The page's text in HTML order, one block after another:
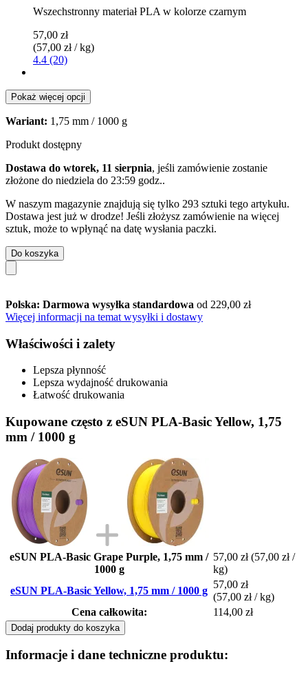
Wszechstronny materiał PLA w kolorze czarnym
57,00 zł
(57,00 zł / kg)
4.4 (20)
Pokaż więcej opcji
Wariant: 1,75 mm / 1000 g
Produkt dostępny
Dostawa do wtorek, 11 sierpnia, jeśli zamówienie zostanie
złożone do niedziela do 23:59 godz..
W naszym magazynie znajdują się tylko 293 sztuki tego artykułu.
Dostawa jest już w drodze! Jeśli złożysz zamówienie na więcej
sztuk, może to wpłynąć na datę wysłania paczki.
Do koszyka
Polska: Darmowa wysyłka standardowa od 229,00 zł
Więcej informacji na temat wysyłki i dostawy
Właściwości i zalety
Lepsza płynność
Lepsza wydajność drukowania
Łatwość drukowania
Kupowane często z eSUN PLA-Basic Yellow, 1,75
mm / 1000 g
eSUN PLA-Basic Grape Purple, 1,75 mm /
1000 g
57,00 zł (57,00 zł /
kg)
eSUN PLA-Basic Yellow, 1,75 mm / 1000 g
57,00 zł
(57,00 zł / kg)
Cena całkowita:
114,00 zł
Dodaj produkty do koszyka
Informacje i dane techniczne produktu: